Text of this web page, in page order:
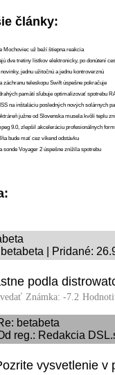
články:
Mochoviec už beží štiepna reakcia
dve tretiny lístkov elektronicky, po donútení
jednu užitočnú a jednu kontroverznú
záchranu teleskopu Swift úspešne pokračuje
pamätí sľubuje optimalizovať spotrebu
na inštaláciu posledných nových solárnych
južne od Slovenska musela kvôli teplu
9.0, zlepšil akceleráciu profesionálnych
bude mať cez víkend odstávku
sonde Voyager 2 úspešne znížila spotrebu
| Pridané:
podla
Známka: -7.2
betabeta
reg.: Redakcia
vysvetlenie v